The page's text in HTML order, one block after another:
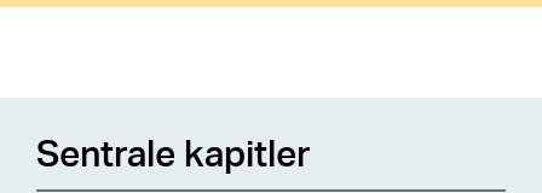
Sentrale kapitler